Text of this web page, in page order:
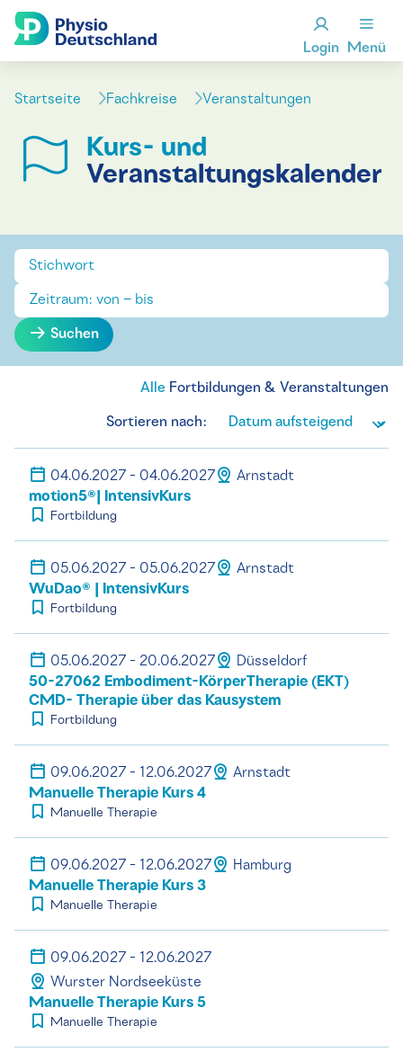
Login Menü
Startseite Fachkreise Veranstaltungen
Kurs- und
Veranstaltungskalender
Suchen
Alle Fortbildungen & Veranstaltungen
Sortieren nach:
04.06.2027 - 04.06.2027 Arnstadt
motion5®| IntensivKurs
Fortbildung
05.06.2027 - 05.06.2027 Arnstadt
WuDao® | IntensivKurs
Fortbildung
05.06.2027 - 20.06.2027 Düsseldorf
50-27062 Embodiment-KörperTherapie (EKT)
CMD- Therapie über das Kausystem
Fortbildung
09.06.2027 - 12.06.2027 Arnstadt
Manuelle Therapie Kurs 4
Manuelle Therapie
09.06.2027 - 12.06.2027 Hamburg
Manuelle Therapie Kurs 3
Manuelle Therapie
09.06.2027 - 12.06.2027
Wurster Nordseeküste
Manuelle Therapie Kurs 5
Manuelle Therapie